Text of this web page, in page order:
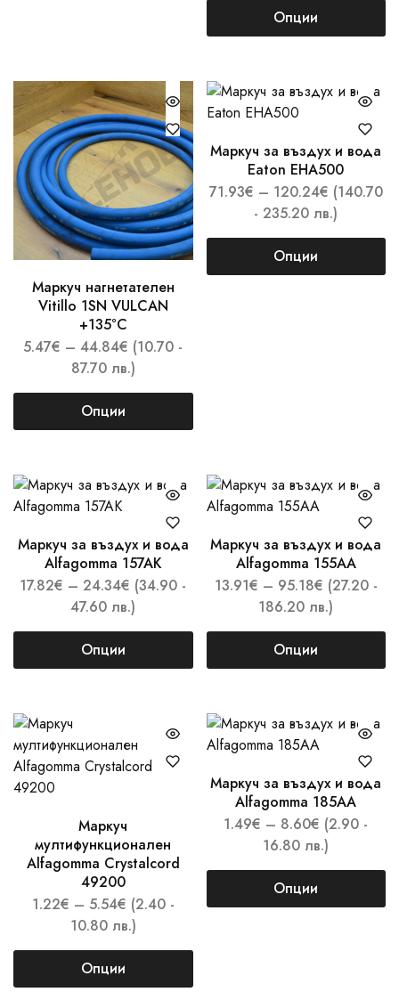
Опции
Маркуч нагнетателен
Vitillo 1SN VULCAN
+135°C
5.47€ – 44.84€ (10.70 -
87.70 лв.)
Опции
Маркуч за въздух и вода
Eaton EHA500
71.93€ – 120.24€ (140.70
- 235.20 лв.)
Опции
Маркуч за въздух и вода
Alfagomma 157AK
17.82€ – 24.34€ (34.90 -
47.60 лв.)
Опции
Маркуч за въздух и вода
Alfagomma 155AA
13.91€ – 95.18€ (27.20 -
186.20 лв.)
Опции
Маркуч
мултифункционален
Alfagomma Crystalcord
49200
1.22€ – 5.54€ (2.40 -
10.80 лв.)
Опции
Маркуч за въздух и вода
Alfagomma 185AA
1.49€ – 8.60€ (2.90 -
16.80 лв.)
Опции